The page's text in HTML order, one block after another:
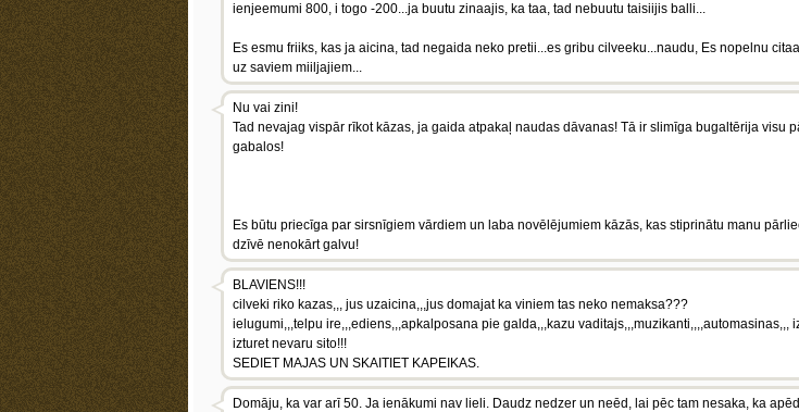
ienjeemumi 800, i togo -200...ja buutu zinaajis, ka taa, tad nebuutu taisiijis balli...
Es esmu friiks, kas ja aicina, tad negaida neko pretii...es gribu cilveeku...naudu, Es nopelnu
uz saviem miiljajiem...
Nu vai zini!
Tad nevajag vispār rīkot kāzas, ja gaida atpakaļ naudas dāvanas! Tā ir slimīga bugaltērija visu
gabalos!
Es būtu priecīga par sirsnīgiem vārdiem un laba novēlējumiem kāzās, kas stiprinātu manu
dzīvē nenokārt galvu!
BLAVIENS!!!
cilveki riko kazas,,, jus uzaicina,,,jus domajat ka viniem tas neko nemaksa???
ielugumi,,,telpu ire,,,ediens,,,apkalposana pie galda,,,kazu vaditajs,,,muzikanti,,,,automasinas,,,
izturet nevaru sito!!!
SEDIET MAJAS UN SKAITIET KAPEIKAS.
Domāju, ka var arī 50. Ja ienākumi nav lieli. Daudz nedzer un neēd, lai pēc tam nesaka, ka